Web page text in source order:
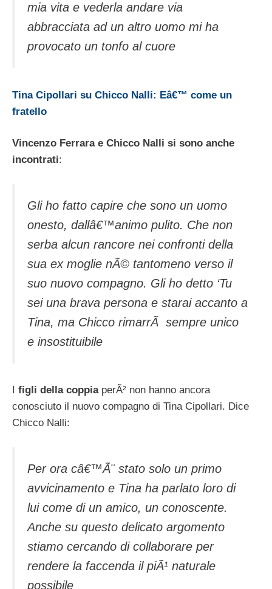
mia vita e vederla andare via
abbracciata ad un altro uomo mi ha
provocato un tonfo al cuore
Tina Cipollari su Chicco Nalli: Eâ€™ come un
fratello
Vincenzo Ferrara e Chicco Nalli si sono anche
incontrati:
Gli ho fatto capire che sono un uomo
onesto, dallâ€™animo pulito. Che non
serba alcun rancore nei confronti della
sua ex moglie nÃ© tantomeno verso il
suo nuovo compagno. Gli ho detto ‘Tu
sei una brava persona e starai accanto a
Tina, ma Chicco rimarrÃ sempre unico
e insostituibile
figli della coppiaperÃ² non hanno ancora
conosciuto il nuovo compagno di Tina Cipollari. Dice
Chicco Nalli:
Per ora câ€™Ã¨ stato solo un primo
avvicinamento e Tina ha parlato loro di
lui come di un amico, un conoscente.
Anche su questo delicato argomento
stiamo cercando di collaborare per
rendere la faccenda il piÃ¹ naturale
possibile